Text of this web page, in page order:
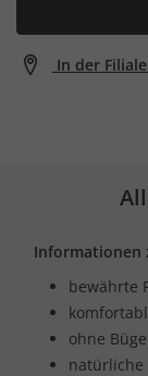
In der
Informationen
bewährte
ohne Bügel
natürliche